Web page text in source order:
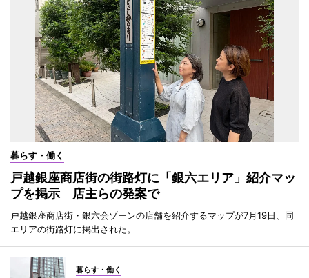
暮らす・働く
戸越銀座商店街の街路灯に「銀六エリア」紹介マッ
プを掲示 店主らの発案で
戸越銀座商店街・銀六会ゾーンの店舗を紹介するマップが7月19日、同
エリアの街路灯に掲出された。
暮らす・働く